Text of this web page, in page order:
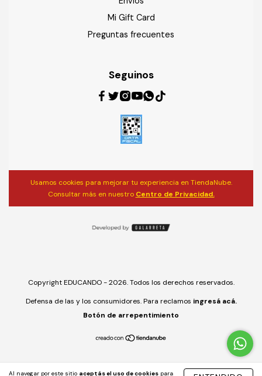
Al navegar por este sitio aceptás el uso de cookies para
Mi Gift Card
Preguntas frecuentes
Seguinos
Usamos cookies para mejorar tu experiencia en TiendaNube.
Consultar más en nuestro Centro de Privacidad.
Copyright EDUCANDO - 2026. Todos los derechos reservados.
Defensa de las y los consumidores. Para reclamos ingresá acá.
Botón de arrepentimiento